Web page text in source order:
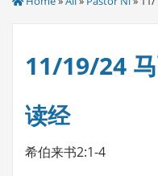
11/19/24
读经
希伯来书2:1-4